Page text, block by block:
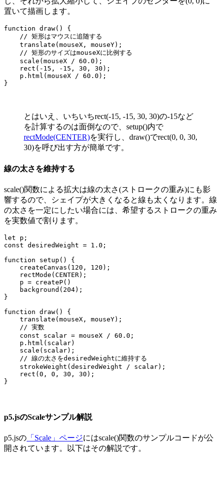
置いて描画します。
function draw() {
    // 矩形はマウスに追随する
    translate(mouseX, mouseY);
    // 矩形のサイズはmouseXに比例する
    scale(mouseX / 60.0);
    rect(-15, -15, 30, 30);
    p.html(mouseX / 60.0);
}
とはいえ、いちいちrect(-15, -15, 30, 30)の-15など
を計算するのは面倒なので、setup()内で
rectMode(CENTER)を実行し、draw()でrect(0, 0, 30,
30)を呼び出す方が簡単です。
線の太さを維持する
scale()関数による拡大は線の太さ(ストロークの重み)にも影
響するので、シェイプが大きくなると線も太くなります。線
の太さを一定にしたい場合には、希望するストロークの重み
を実数値で割ります。
let p;
const desiredWeight = 1.0;
function setup() {
    createCanvas(120, 120);
    rectMode(CENTER);
    p = createP()
    background(204);
}
function draw() {
    translate(mouseX, mouseY);
    // 実数
    const scalar = mouseX / 60.0;
    p.html(scalar)
    scale(scalar);
    // 線の太さをdesiredWeightに維持する
    strokeWeight(desiredWeight / scalar);
    rect(0, 0, 30, 30);
}
p5.jsのScaleサンプル解説
p5.jsの 「Scale」ページにはscale()関数のサンプルコードが公
開されています。以下はその解説です。